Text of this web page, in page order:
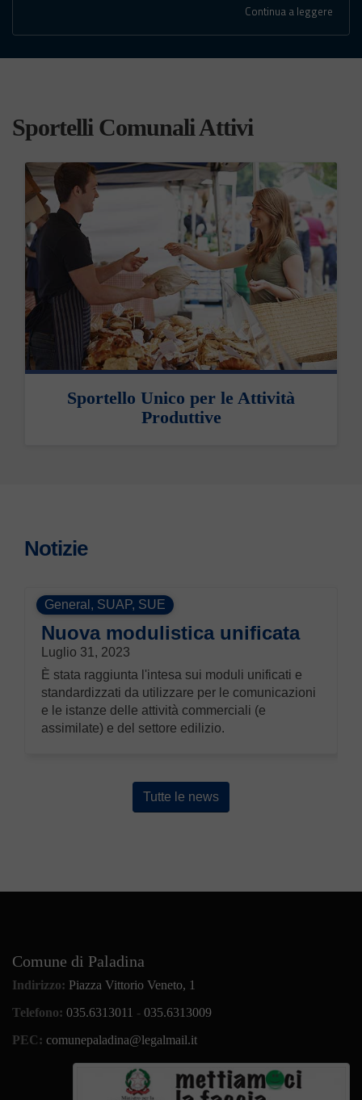
Continua a leggere
Sportelli Comunali Attivi
Sportello Unico per le Attività
Produttive
Notizie
General , SUAP, SUE
Nuova modulistica unificata
Luglio 31, 2023
È stata raggiunta l'intesa sui moduli unificati e
standardizzati da utilizzare per le comunicazioni
e le istanze delle attività commerciali (e
assimilate) e del settore edilizio.
Tutte le news
Comune di Paladina
Indirizzo: Piazza Vittorio Veneto, 1
Telefono: 035.6313011 - 035.6313009
PEC: comunepaladina@legalmail.it